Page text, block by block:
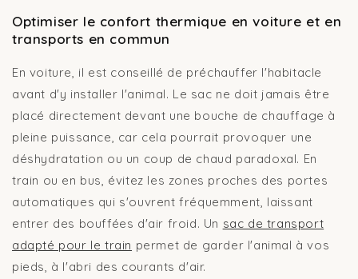
Optimiser le confort thermique en voiture et en
transports en commun
En voiture, il est conseillé de préchauffer l'habitacle
avant d'y installer l'animal. Le sac ne doit jamais être
placé directement devant une bouche de chauffage à
pleine puissance, car cela pourrait provoquer une
déshydratation ou un coup de chaud paradoxal. En
train ou en bus, évitez les zones proches des portes
automatiques qui s'ouvrent fréquemment, laissant
entrer des bouffées d'air froid. Un sac de transport
adapté pour le train permet de garder l'animal à vos
pieds, à l'abri des courants d'air.